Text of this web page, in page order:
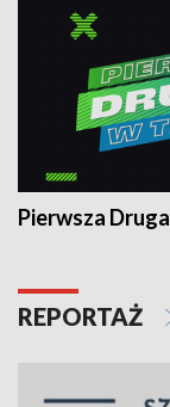
Pierwsza
REPORTAŻ